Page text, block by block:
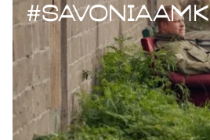
#savoniaAMK